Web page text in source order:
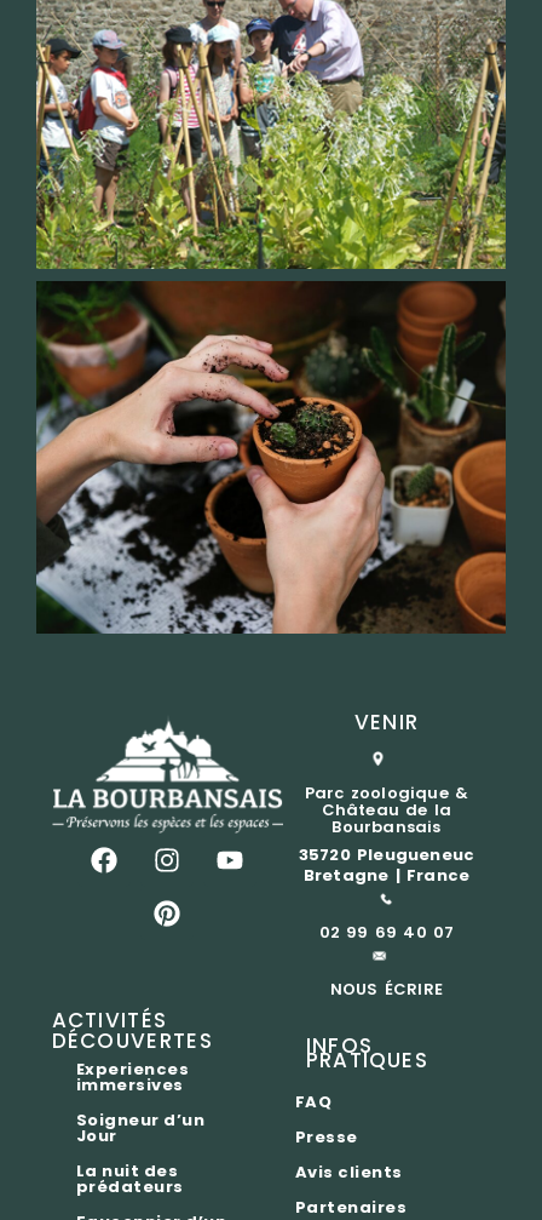
VENIR
Parc zoologique &
Château de la
Bourbansais
35720 Pleugueneuc
Bretagne | France
02 99 69 40 07
NOUS ÉCRIRE
ACTIVITÉS
DÉCOUVERTES
Experiences
immersives
Soigneur d’un
Jour
La nuit des
prédateurs
INFOS
PRATIQUES
FAQ
Presse
Avis clients
Partenaires